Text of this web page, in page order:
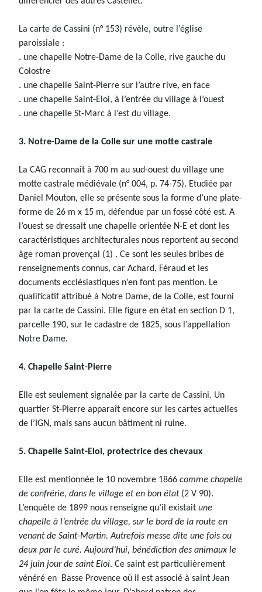
La carte de Cassini (n° 153) révèle, outre l’église
paroissiale :
. une chapelle Notre-Dame de la Colle, rive gauche du
Colostre
. une chapelle Saint-Pierre sur l’autre rive, en face
. une chapelle Saint-Eloi, à l’entrée du village à l’ouest
. une chapelle St-Marc à l’est du village.
3. Notre-Dame de la Colle sur une motte castrale
La CAG reconnaît à 700 m au sud-ouest du village une
motte castrale médiévale (n° 004, p. 74-75). Etudiée par
Daniel Mouton, elle se présente sous la forme d’une plate-
forme de 26 m x 15 m, défendue par un fossé côté est. A
l’ouest se dressait une chapelle orientée N-E et dont les
caractéristiques architecturales nous reportent au second
âge roman provençal (1) . Ce sont les seules bribes de
renseignements connus, car Achard, Féraud et les
documents ecclésiastiques n’en font pas mention. Le
qualificatif attribué à Notre Dame, de la Colle, est fourni
par la carte de Cassini. Elle figure en état en section D 1,
parcelle 190, sur le cadastre de 1825, sous l’appellation
Notre Dame.
4. Chapelle Saint-Pierre
Elle est seulement signalée par la carte de Cassini. Un
quartier St-Pierre apparaît encore sur les cartes actuelles
de l’IGN, mais sans aucun bâtiment ni ruine.
5. Chapelle Saint-Eloi, protectrice des chevaux
Elle est mentionnée le 10 novembre 1866 comme chapelle
de confrérie, dans le village et en bon état(2 V 90).
L’enquête de 1899 nous renseigne qu’il existait une
chapelle à l’entrée du village, sur le bord de la route en
venant de Saint-Martin. Autrefois messe dite une fois ou
deux par le curé. Aujourd’hui, bénédiction des animaux le
24 juin jour de saint Eloi. Ce saint est particulièrement
vénéré en Basse Provence où il est associé à saint Jean